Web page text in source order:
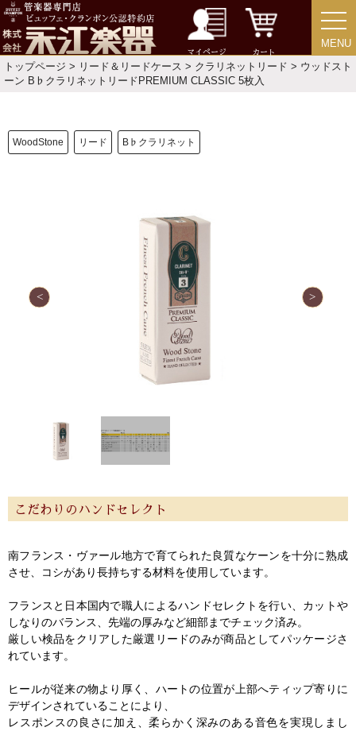
マイページ カート
MENU
MENU
トップページ > リード＆リードケース > クラリネットリード > ウッドスト
ーン B♭クラリネットリードPREMIUM CLASSIC 5枚入
WoodStone リード B♭クラリネット
こだわりのハンドセレクト
南フランス・ヴァール地方で育てられた良質なケーンを十分に熟成
させ、コシがあり長持ちする材料を使用しています。
フランスと日本国内で職人によるハンドセレクトを行い、カットや
しなりのバランス、先端の厚みなど細部までチェック済み。
厳しい検品をクリアした厳選リードのみが商品としてパッケージさ
れています。
ヒールが従来の物より厚く、ハートの位置が上部へティップ寄りに
デザインされていることにより、
レスポンスの良さに加え、柔らかく深みのある音色を実現しまし
サポート・保証
会社紹介
特定商取引法 プライバシー・ポリシー